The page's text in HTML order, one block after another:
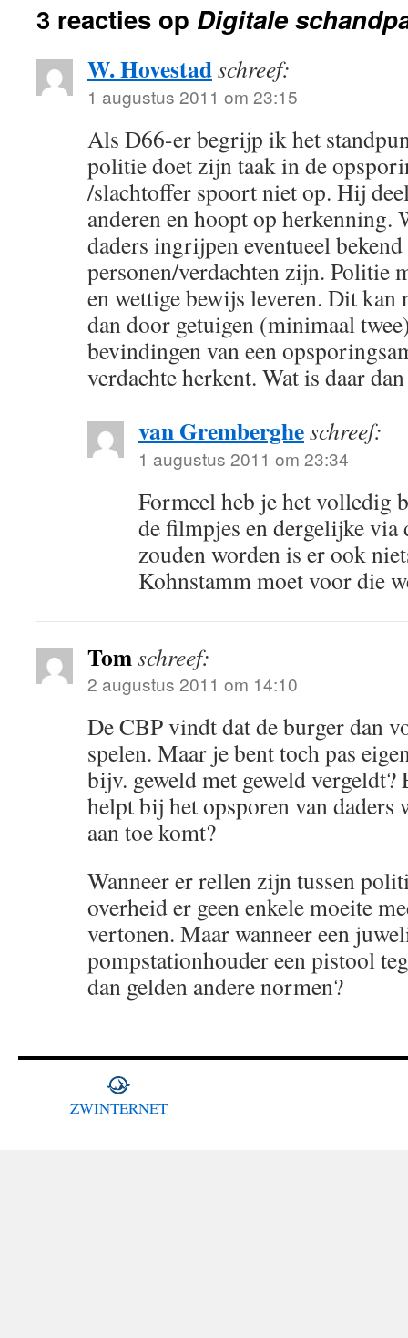
3 reacties op Digitale
W. Hovestadschreef:
1 augustus 2011 om 23:15
Als D66-er begrijp ik het
politie doet zijn taak in de
/slachtoffer spoort niet op. Hij
anderen en hoopt op herkenning.
daders ingrijpen eventueel
personen/verdachten zijn. Politie
en wettige bewijs leveren. Dit kan
dan door getuigen (minimaal
bevindingen van een
verdachte herkent. Wat is daar
van Grembergheschreef:
1 augustus 2011 om 23:34
Formeel heb je het volledig
de filmpjes en dergelijke via
zouden worden is er ook
Kohnstamm moet voor die
Tomschreef:
2 augustus 2011 om 14:10
De CBP vindt dat de burger dan
spelen. Maar je bent toch pas
bijv. geweld met geweld vergeldt?
helpt bij het opsporen van daders
aan toe komt?
Wanneer er rellen zijn tussen
overheid er geen enkele moeite
vertonen. Maar wanneer een
pompstationhouder een pistool
dan gelden andere normen?
ZWINTERNET